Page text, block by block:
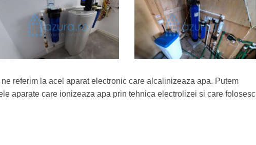
ne referim la acel aparat electronic care alcalinizeaza apa. Putem
aparate care ionizeaza apa prin tehnica electrolizei si care folosesc